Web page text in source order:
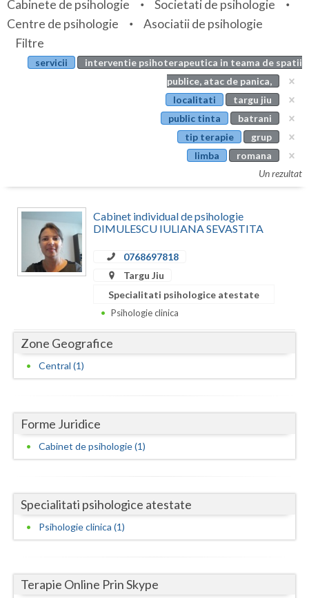
Bistrita-Nasaud
Botosani
Calarasi
Constanta
Dolj
Galati
Gorj
Hunedoara
Ialomita
Ilfov
Servicii
Articole
Evenimente
Cabinete de psihologie
Societati de psihologie
Centre de psihologie
Asociatii de psihologie
Filtre
servicii
interventie psihoterapeutica in teama de spatii
publice, atac de panica,
localitati
targu jiu
public tinta
batrani
tip terapie
grup
limba
romana
Un rezultat
Cabinet individual de psihologie
DIMULESCU IULIANA SEVASTITA
0768697818
Targu Jiu
Specialitati psihologice atestate
Psihologie clinica
Zone Geografice
Central (1)
Forme Juridice
Cabinet de psihologie (1)
Specialitati psihologice atestate
Psihologie clinica (1)
Terapie Online Prin Skype